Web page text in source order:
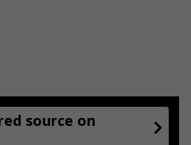
source on